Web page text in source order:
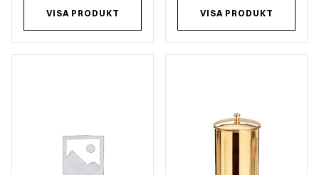
VISA PRODUKT VISA PRODUKT